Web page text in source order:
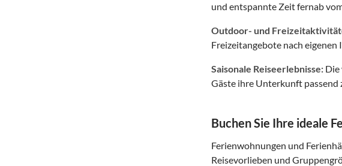
und entspannte Zeit fernab
Outdoor- und
Freizeitangebote nach eigenen
Saisonale Reiseerlebnisse: Die
Gäste ihre Unterkunft passend
Buchen Sie Ihre ideale
Ferienwohnungen und
Reisevorlieben und